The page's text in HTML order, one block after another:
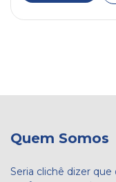
Quem Somos
Seria clichê dizer